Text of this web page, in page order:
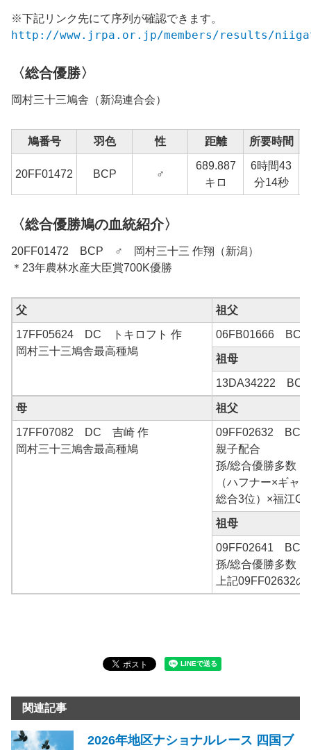
※下記リンク先にて序列が確認できます。
http://www.jrpa.or.jp/members/results/
〈総合優勝〉
岡村三十三鳩舎（新潟連合会）
鳩番号 羽色 性 距離 所要時間
20FF01472 BCP ♂
689.887
キロ
6時間43
分14秒
〈総合優勝鳩の血統紹介〉
20FF01472 BCP ♂ 岡村三十三 作翔（新潟）
＊23年農林水産大臣賞700K優勝
父 祖父
17FF05624 DC トキロフト 作
岡村三十三鳩舎最高種鳩
06FB01666 BC
祖母
13DA34222 BC
母 祖父
17FF07082 DC 吉崎 作
岡村三十三鳩舎最高種鳩
09FF02632
親子配合
孫/総合優勝多数
（ハフナー×ギャ
総合3位）×福江
祖母
09FF02641 BC
孫/総合優勝多数
上記09FF02632の
関連記事
2026年地区ナショナルレース 四国ブ